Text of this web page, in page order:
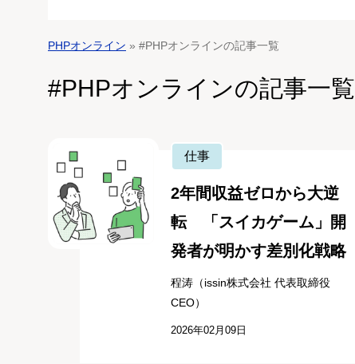
PHPオンライン » #PHPオンラインの記事一覧
#PHPオンラインの記事一覧
仕事
2年間収益ゼロから大逆
転 「スイカゲーム」開
発者が明かす差別化戦略
程涛（issin株式会社 代表取締役
CEO）
2026年02月09日